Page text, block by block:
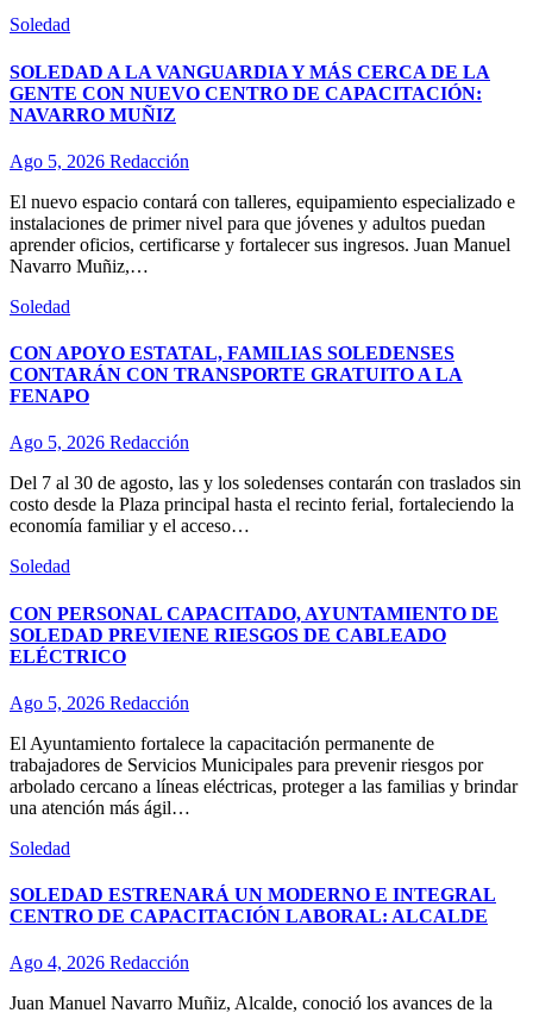
Soledad
SOLEDAD A LA VANGUARDIA Y MÁS CERCA DE LA
GENTE CON NUEVO CENTRO DE CAPACITACIÓN:
NAVARRO MUÑIZ
Ago 5, 2026 Redacción
El nuevo espacio contará con talleres, equipamiento especializado e
instalaciones de primer nivel para que jóvenes y adultos puedan
aprender oficios, certificarse y fortalecer sus ingresos. Juan Manuel
Navarro Muñiz,…
Soledad
CON APOYO ESTATAL, FAMILIAS SOLEDENSES
CONTARÁN CON TRANSPORTE GRATUITO A LA
FENAPO
Ago 5, 2026 Redacción
Del 7 al 30 de agosto, las y los soledenses contarán con traslados sin
costo desde la Plaza principal hasta el recinto ferial, fortaleciendo la
economía familiar y el acceso…
Soledad
CON PERSONAL CAPACITADO, AYUNTAMIENTO DE
SOLEDAD PREVIENE RIESGOS DE CABLEADO
ELÉCTRICO
Ago 5, 2026 Redacción
El Ayuntamiento fortalece la capacitación permanente de
trabajadores de Servicios Municipales para prevenir riesgos por
arbolado cercano a líneas eléctricas, proteger a las familias y brindar
una atención más ágil…
Soledad
SOLEDAD ESTRENARÁ UN MODERNO E INTEGRAL
CENTRO DE CAPACITACIÓN LABORAL: ALCALDE
Ago 4, 2026 Redacción
Juan Manuel Navarro Muñiz, Alcalde, conoció los avances de la